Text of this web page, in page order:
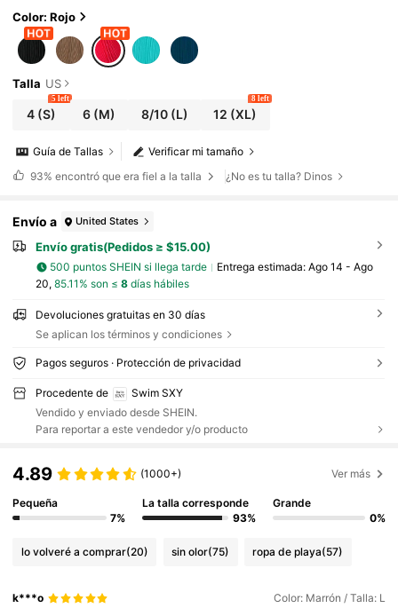
Color: Rojo
Talla US
4 (S)
5 left
6 (M) 8/10(L) 12 (XL)
8 left
Verificar mi tamaño
Guía de Tallas
93% encontró que era fiel a la talla ¿No es tu talla? Dinos
Envío a United States
Envío gratis(Pedidos ≥ $15.00)
500 puntos SHEIN si llega tarde Entrega estimada: Ago 14 - Ago
20, 85.11% son ≤ 8días hábiles
Devoluciones gratuitas en 30 días
Se aplican los términos y condiciones
Pagos seguros · Protección de privacidad
Procedente de
Swim SXY
Vendido y enviado desde SHEIN.
Para reportar a este vendedor y/o producto
4.89 (1000+) Ver más
Pequeña
7%
La talla corresponde
93%
Grande
0%
lo volveré a comprar(20) sin olor(75) ropa de playa(57)
k***o Color: Marrón / Talla: L